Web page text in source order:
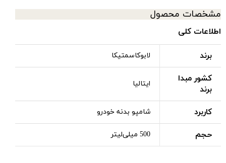
مشخصات محصول
اطلاعات کلی
برند لابوکاسمتیکا
کشور مبدا
برند
ایتالیا
کاربرد شامپو بدنه خودرو
حجم 500 میلی‌لیتر